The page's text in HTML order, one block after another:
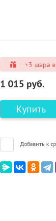
+3 шара
1 015 руб.
Купить
Добавить к